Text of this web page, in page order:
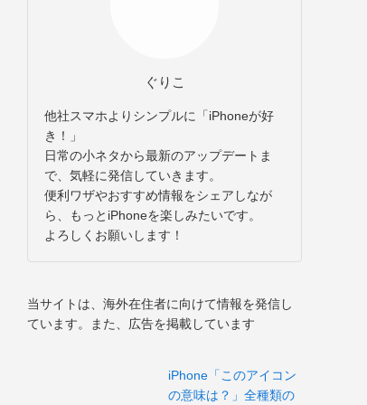
ぐりこ
他社スマホよりシンプルに「iPhoneが好
き！」
日常の小ネタから最新のアップデートま
で、気軽に発信していきます。
便利ワザやおすすめ情報をシェアしなが
ら、もっとiPhoneを楽しみたいです。
よろしくお願いします！
当サイトは、海外在住者に向けて情報を発信し
ています。また、広告を掲載しています
iPhone「このアイコン
の意味は？」全種類の